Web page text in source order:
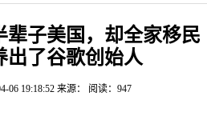
辈子美国，却全家移民
出了谷歌创始人
06 19:18:52 来源： 阅读：947